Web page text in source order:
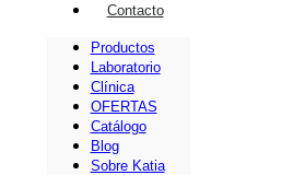
Contacto
Productos
Laboratorio
Clínica
OFERTAS
Catálogo
Blog
Sobre Katia